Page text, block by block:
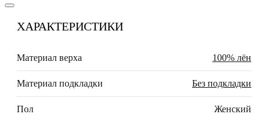
ХАРАКТЕРИСТИКИ
Материал верха 100% лён
Материал подкладки Без подкладки
Пол Женский